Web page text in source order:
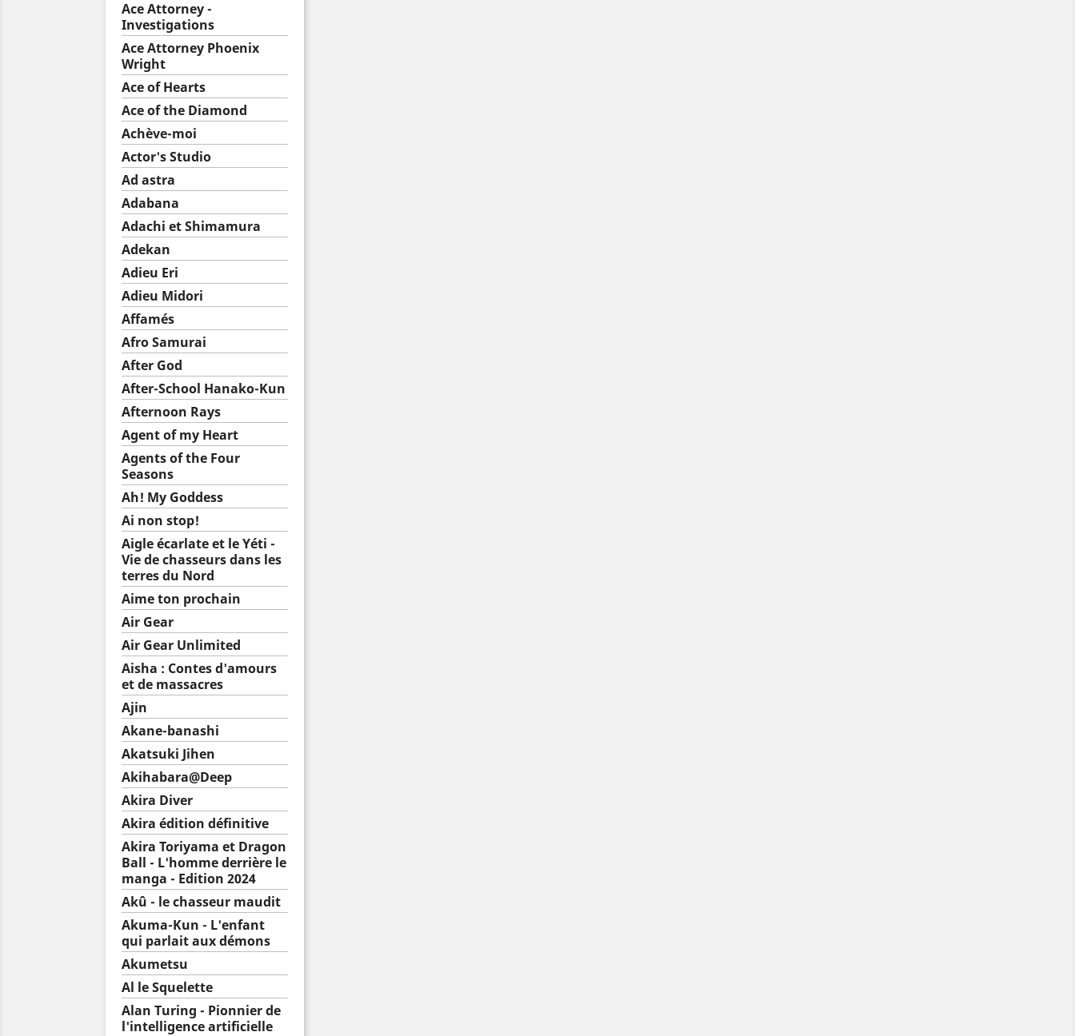
Ace Attorney -
Investigations
Ace Attorney Phoenix
Wright
Ace of Hearts
Ace of the Diamond
Achève-moi
Actor's Studio
Ad astra
Adabana
Adachi et Shimamura
Adekan
Adieu Eri
Adieu Midori
Affamés
Afro Samurai
After God
After-School Hanako-Kun
Afternoon Rays
Agent of my Heart
Agents of the Four
Seasons
Ah! My Goddess
Ai non stop!
Aigle écarlate et le Yéti -
Vie de chasseurs dans les
terres du Nord
Aime ton prochain
Air Gear
Air Gear Unlimited
Aisha : Contes d'amours
et de massacres
Ajin
Akane-banashi
Akatsuki Jihen
Akihabara@Deep
Akira Diver
Akira édition définitive
Akira Toriyama et Dragon
Ball - L'homme derrière le
manga - Edition 2024
Akû - le chasseur maudit
Akuma-Kun - L'enfant
qui parlait aux démons
Akumetsu
Al le Squelette
Alan Turing - Pionnier de
l'intelligence artificielle